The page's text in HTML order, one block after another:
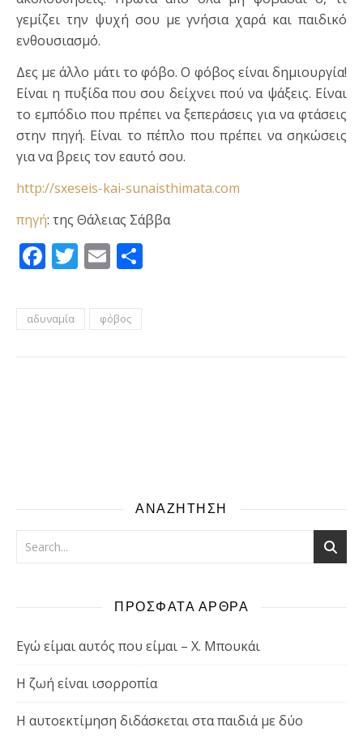
γεμίζει την ψυχή σου με γνήσια χαρά και παιδικό
ενθουσιασμό.
Δες με άλλο μάτι το φόβο. Ο φόβος είναι δημιουργία!
Είναι η πυξίδα που σου δείχνει πού να ψάξεις. Είναι
το εμπόδιο που πρέπει να ξεπεράσεις για να φτάσεις
στην πηγή. Είναι το πέπλο που πρέπει να σηκώσεις
για να βρεις τον εαυτό σου.
http://sxeseis-kai-sunaisthimata.com
πηγή: της Θάλειας Σάββα
Facebook
Twitter
Email
αδυναμία φόβος
ΑΝΑΖΗΤΗΣΗ
ΠΡΟΣΦΑΤΑ ΑΡΘΡΑ
Εγώ είμαι αυτός που είμαι – Χ. Μπουκάι
Η ζωή είναι ισορροπία
Η αυτοεκτίμηση διδάσκεται στα παιδιά με δύο